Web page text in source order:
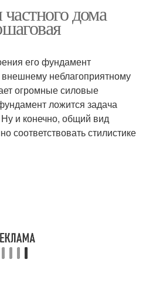
дома
его фундамент
неблагоприятному
огромные силовые
ложится задача
и конечно, общий вид
соответствовать стилистике